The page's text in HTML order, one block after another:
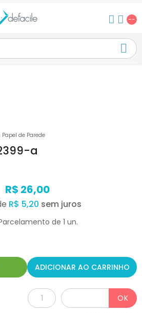
--
de Parede
a
R$ 26,00
R$ 5,20
de 1 un.
ADICIONAR AO CARRINHO